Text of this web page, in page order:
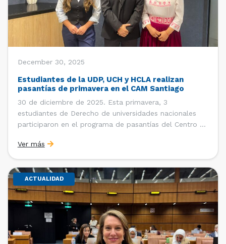
December 30, 2025
Estudiantes de la UDP, UCH y HCLA realizan
pasantías de primavera en el CAM Santiago
30 de diciembre de 2025. Esta primavera, 3
estudiantes de Derecho de universidades nacionales
participaron en el programa de pasantías del Centro de
de Santiago (CCS). Entre el 3 de noviembre y el 30 de
diciembre realizaron su pasantía Ingrid Ivania […]
Ver más
ACTUALIDAD